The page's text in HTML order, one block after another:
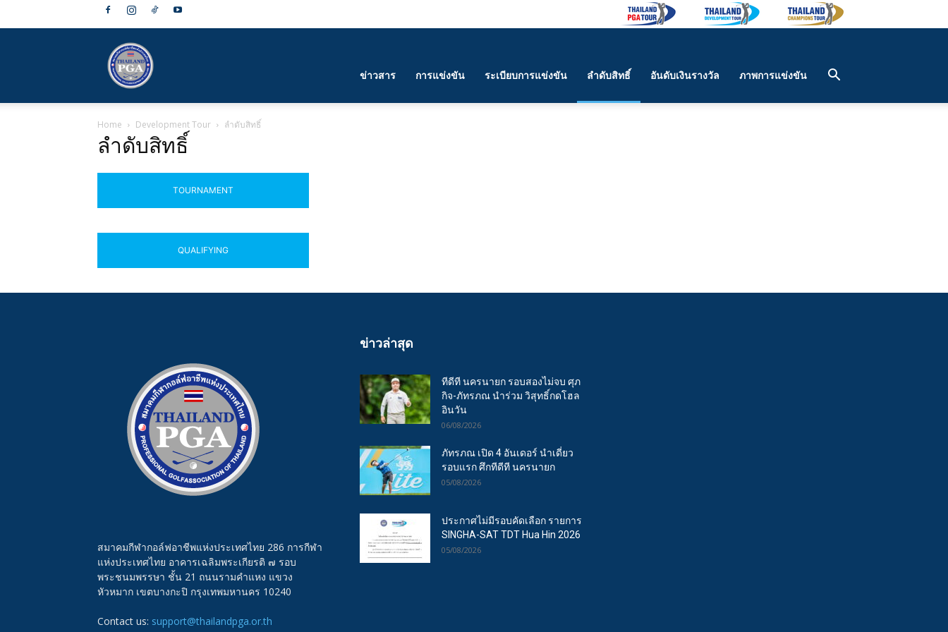
กีฬา
แห่ง
ประเทศไทย
ข่าวสาร การแข่งขัน ระเบียบการแข่งขัน ลำดับสิทธิ์ อันดับเงินรางวัล ภาพการแข่งขัน
Home Development Tour ลำดับสิทธิ์
ลำดับสิทธิ์
TOURNAMENT
QUALIFYING
สมาคมกีฬากอล์ฟอาชีพแห่งประเทศไทย 286 การกีฬา
แห่งประเทศไทย อาคารเฉลิมพระเกียรติ ๗ รอบ
พระชนมพรรษา ชั้น 21 ถนนรามคำแหง แขวง
หัวหมาก เขตบางกะปิ กรุงเทพมหานคร 10240
Contact us: support@thailandpga.or.th
ข่าวล่าสุด
ทีดีที นครนายก รอบสองไม่จบ ศุภ
กิจ-ภัทรภณ นำร่วม วิสุทธิ์กดโฮล
อินวัน
06/08/2026
ภัทรภณ เปิด 4 อันเดอร์ นำเดี่ยว
รอบแรก ศึกทีดีที นครนายก
05/08/2026
ประกาศไม่มีรอบคัดเลือก รายการ
SINGHA-SAT TDT Hua Hin 2026
05/08/2026